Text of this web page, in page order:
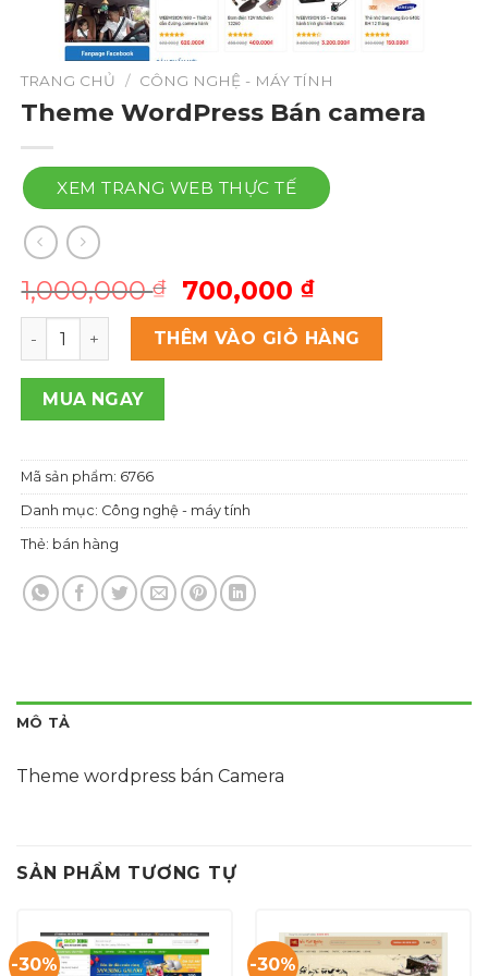
TRANG CHỦ / CÔNG NGHỆ - MÁY TÍNH
Theme WordPress Bán camera
XEM TRANG WEB THỰC TẾ
1,000,000₫
Giá
gốc
là:
1,000,000 ₫.
700,000 ₫Giá
hiện
tại
là:
Theme Wordpress Bán camera số lượng
THÊM VÀO GIỎ HÀNG
MUA NGAY
Mã sản phẩm: 6766
Danh mục: Công nghệ - máy tính
Thẻ: bán hàng
MÔ TẢ
Theme wordpress bán Camera
SẢN PHẨM TƯƠNG TỰ
-30% -30%